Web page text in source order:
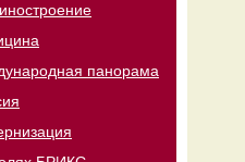
панорама